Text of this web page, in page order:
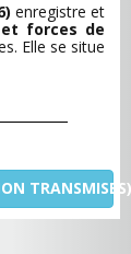
enregistre et
forces de
Elle se situe
TRANSMISES)